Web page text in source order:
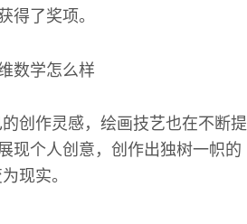
得了奖项。
创作灵感，绘画技艺也在不断提
现个人创意，创作出独树一帜的
现实。